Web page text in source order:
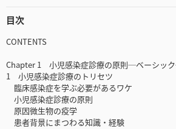
目次
CONTENTS
Chapter 1 小児感染症診療の原則─ベーシッ
1 小児感染症診療のトリセツ
臨床感染症を学ぶ必要があるワケ
小児感染症診療の原則
原因微生物の疫学
患者背景にまつわる知識・経験